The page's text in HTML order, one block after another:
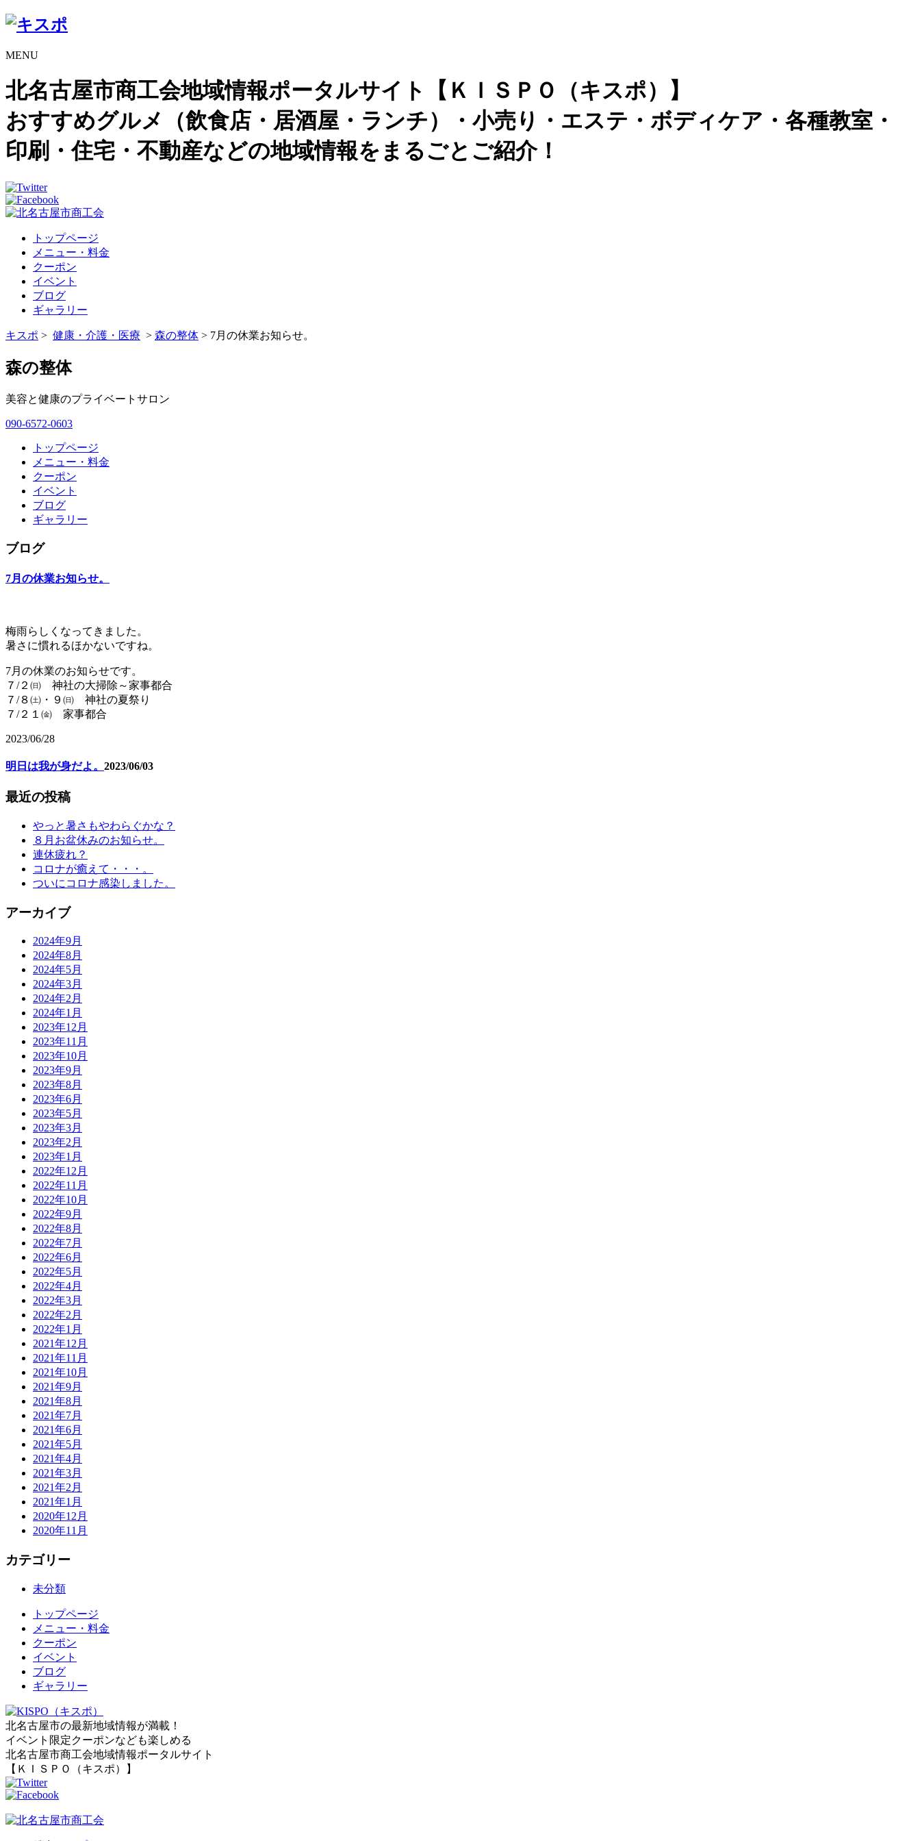
MENU
北名古屋市商工会地域情報ポータルサイト【ＫＩＳＰＯ（キスポ）】
おすすめグルメ（飲食店・居酒屋・ランチ）・小売り・エステ・ボディケア・各種教室・
印刷・住宅・不動産などの地域情報をまるごとご紹介！
トップページ
メニュー・料金
クーポン
イベント
ブログ
ギャラリー
キスポ > 健康・介護・医療 > 森の整体 > 7月の休業お知らせ。
森の整体
美容と健康のプライベートサロン
090-6572-0603
トップページ
メニュー・料金
クーポン
イベント
ブログ
ギャラリー
ブログ
7月の休業お知らせ。
梅雨らしくなってきました。
暑さに慣れるほかないですね。
7月の休業のお知らせです。
７/２㈰ 神社の大掃除～家事都合
７/８㈯・９㈰ 神社の夏祭り
７/２１㈮ 家事都合
2023/06/28
明日は我が身だよ。 2023/06/03
最近の投稿
やっと暑さもやわらぐかな？
８月お盆休みのお知らせ。
連休疲れ？
コロナが癒えて・・・。
ついにコロナ感染しました。
アーカイブ
2024年9月
2024年8月
2024年5月
2024年3月
2024年2月
2024年1月
2023年12月
2023年11月
2023年10月
2023年9月
2023年8月
2023年6月
2023年5月
2023年3月
2023年2月
2023年1月
2022年12月
2022年11月
2022年10月
2022年9月
2022年8月
2022年7月
2022年6月
2022年5月
2022年4月
2022年3月
2022年2月
2022年1月
2021年12月
2021年11月
2021年10月
2021年9月
2021年8月
2021年7月
2021年6月
2021年5月
2021年4月
2021年3月
2021年2月
2021年1月
2020年12月
2020年11月
カテゴリー
未分類
トップページ
メニュー・料金
クーポン
イベント
ブログ
ギャラリー
北名古屋市の最新地域情報が満載！
イベント限定クーポンなども楽しめる
北名古屋市商工会地域情報ポータルサイト
【ＫＩＳＰＯ（キスポ）】